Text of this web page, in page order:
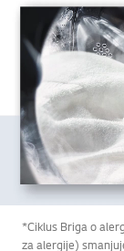
*Ciklus Briga o
za alergije)